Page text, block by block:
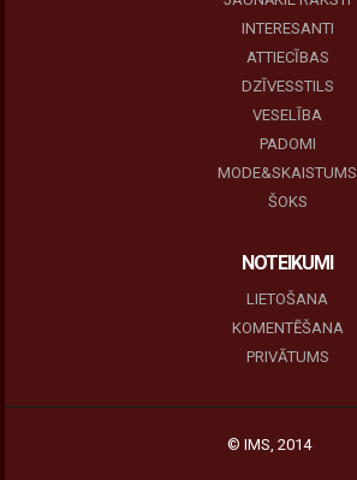
INTERESANTI
ATTIECĪBAS
DZĪVESSTILS
VESELĪBA
PADOMI
MODE&SKAISTUMS
ŠOKS
NOTEIKUMI
LIETOŠANA
KOMENTĒŠANA
PRIVĀTUMS
© IMS, 2014